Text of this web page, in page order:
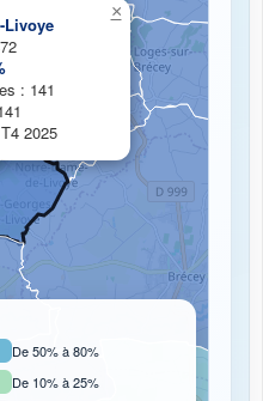
Livoye
: 141
2025
×
De 50% à 80%
De 10% à 25%